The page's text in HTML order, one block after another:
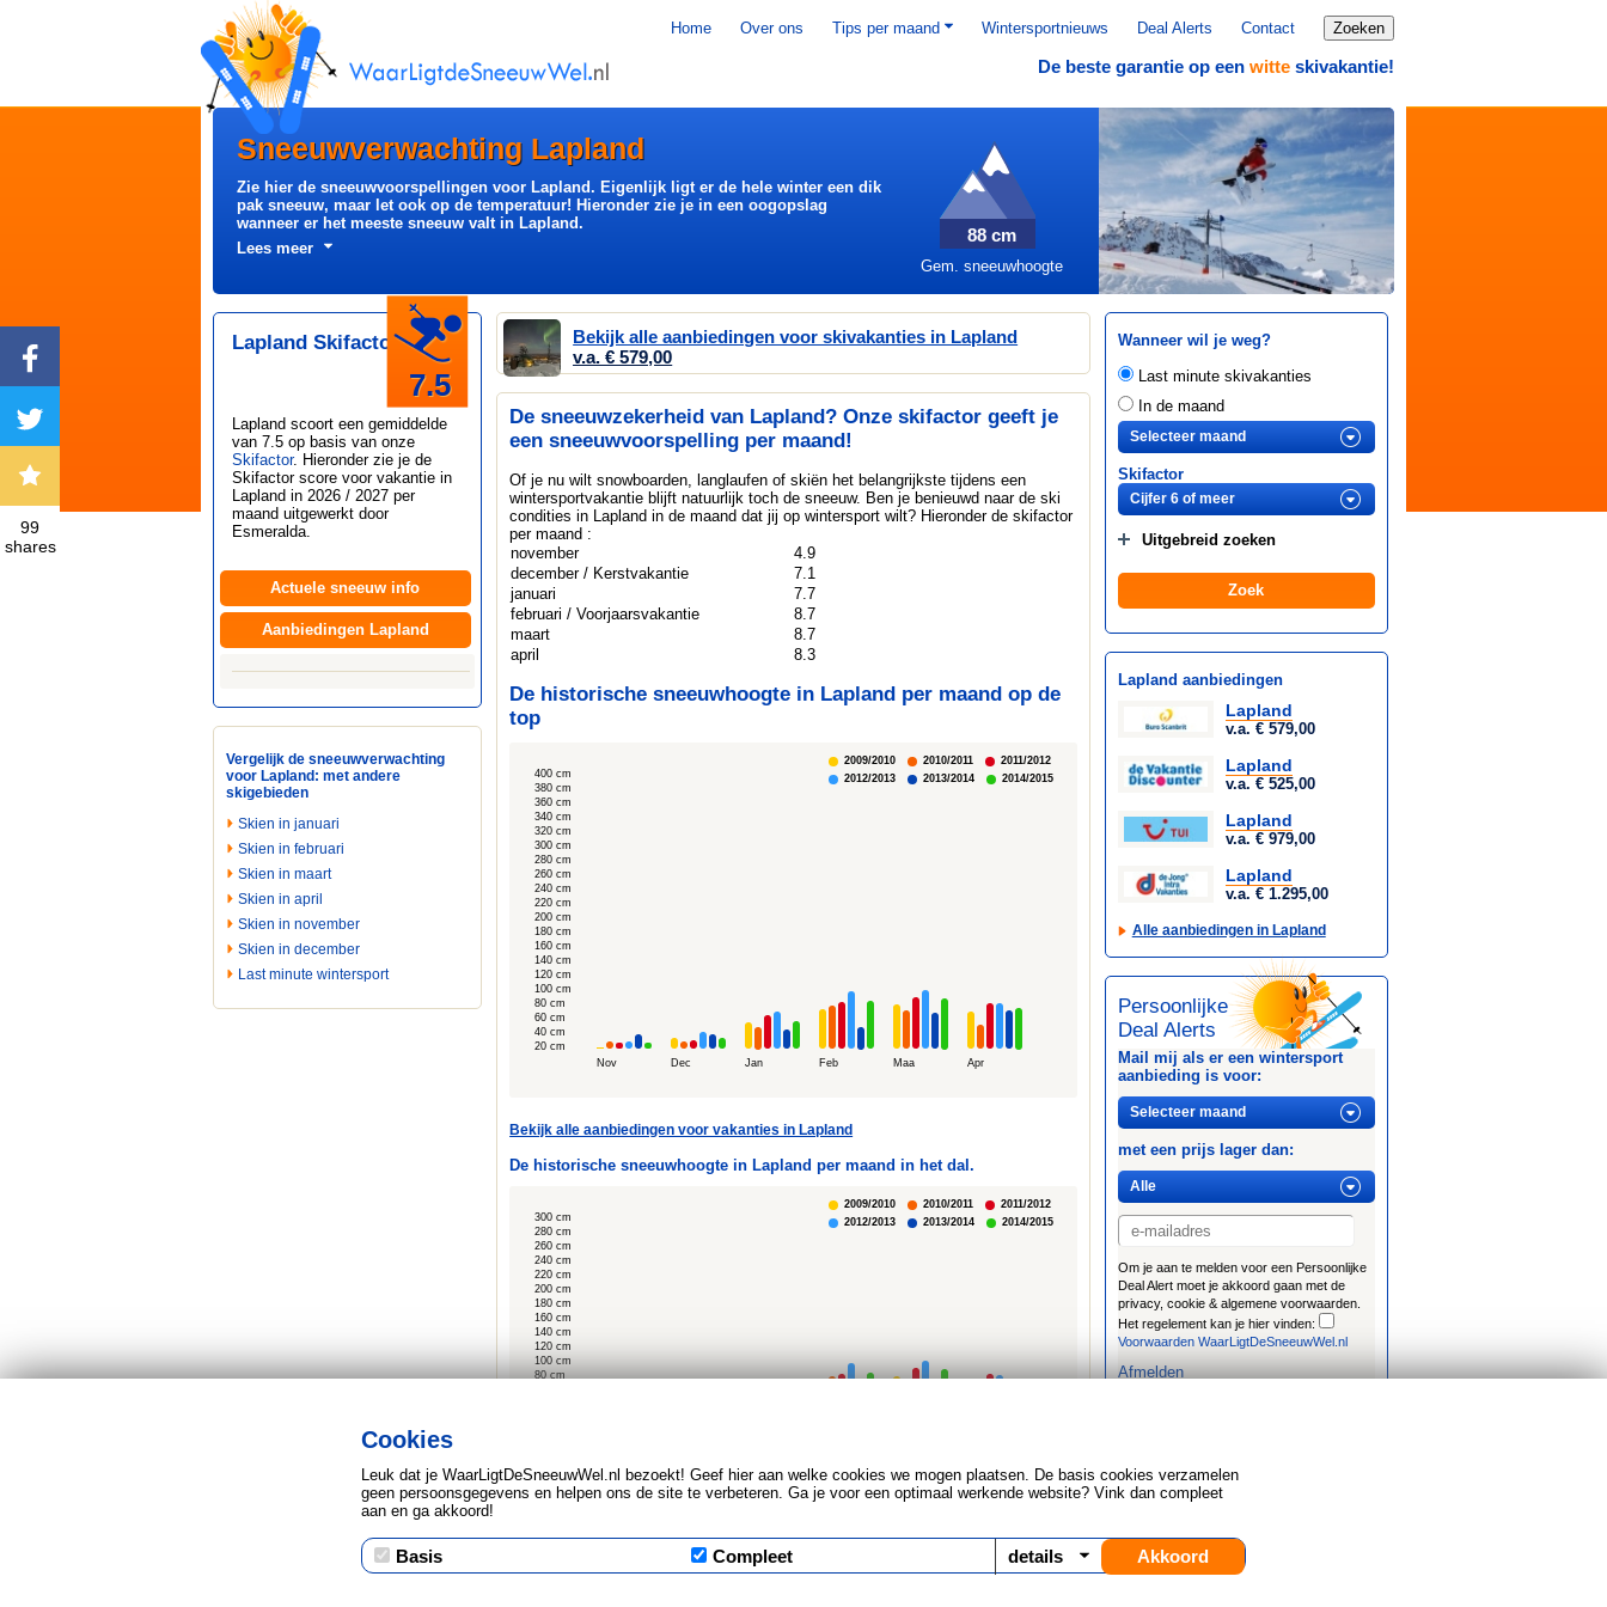
Home Over ons Tips per maand Wintersportnieuws Deal Alerts Contact Zoeken
De beste garantie op een witte skivakantie!
88 cm
Gem. sneeuwhoogte
Sneeuwverwachting Lapland
Zie hier de sneeuwvoorspellingen voor Lapland. Eigenlijk ligt er de hele winter een dik
pak sneeuw, maar let ook op de temperatuur! Hieronder zie je in een oogopslag
wanneer er het meeste sneeuw valt in Lapland.
Lees meer
Lapland Skifactor
7.5
Lapland scoort een gemiddelde
van 7.5 op basis van onze
Skifactor. Hieronder zie je de
Skifactor score voor vakantie in
Lapland in 2026 / 2027 per
maand uitgewerkt door
Esmeralda.
Actuele sneeuw info
Aanbiedingen Lapland
Vergelijk de sneeuwverwachting
voor Lapland: met andere
skigebieden
Skien in januari
Skien in februari
Skien in maart
Skien in april
Skien in november
Skien in december
Last minute wintersport
Bekijk alle aanbiedingen voor skivakanties in Lapland
v.a. € 579,00
De sneeuwzekerheid van Lapland? Onze skifactor geeft je
een sneeuwvoorspelling per maand!
Of je nu wilt snowboarden, langlaufen of skiën het belangrijkste tijdens een
wintersportvakantie blijft natuurlijk toch de sneeuw. Ben je benieuwd naar de ski
condities in Lapland in de maand dat jij op wintersport wilt? Hieronder de skifactor
per maand :
november
4.9
december / Kerstvakantie
7.1
januari
7.7
februari / Voorjaarsvakantie
8.7
maart
8.7
april
8.3
De historische sneeuwhoogte in Lapland per maand op de
top
400 cm
380 cm
360 cm
340 cm
320 cm
300 cm
280 cm
260 cm
240 cm
220 cm
200 cm
180 cm
160 cm
140 cm
120 cm
100 cm
80 cm
60 cm
40 cm
20 cm
Nov
Dec Jan Feb Maa Apr
2009/2010 2010/2011
2011/2012
2012/2013
2013/2014 2014/2015
Bekijk alle aanbiedingen voor vakanties in Lapland
De historische sneeuwhoogte in Lapland per maand in het dal.
300 cm
280 cm
260 cm
240 cm
220 cm
200 cm
180 cm
160 cm
140 cm
120 cm
100 cm
80 cm
2009/2010 2010/2011
2011/2012
2012/2013
2013/2014 2014/2015
Wanneer wil je weg?
Last minute skivakanties
In de maand
Skifactor
Uitgebreid zoeken
Lapland aanbiedingen
Lapland
v.a. € 579,00
Lapland
v.a. € 525,00
Lapland
v.a. € 979,00
Lapland
v.a. € 1.295,00
Alle aanbiedingen in Lapland
Persoonlijke
Deal Alerts
Mail mij als er een wintersport
aanbieding is voor:
met een prijs lager dan:
Om je aan te melden voor een Persoonlijke
Deal Alert moet je akkoord gaan met de
privacy, cookie & algemene voorwaarden.
Het regelement kan je hier vinden:
Voorwaarden WaarLigtDeSneeuwWel.nl
Afmelden
Copyright © 2026 Leads2Travel KvK 34266440 BTW 817598479.B01
99
shares
Cookies
Leuk dat je WaarLigtDeSneeuwWel.nl bezoekt! Geef hier aan welke cookies we mogen plaatsen. De basis cookies verzamelen
geen persoonsgegevens en helpen ons de site te verbeteren. Ga je voor een optimaal werkende website? Vink dan compleet
aan en ga akkoord!
Basis Compleet details Akkoord